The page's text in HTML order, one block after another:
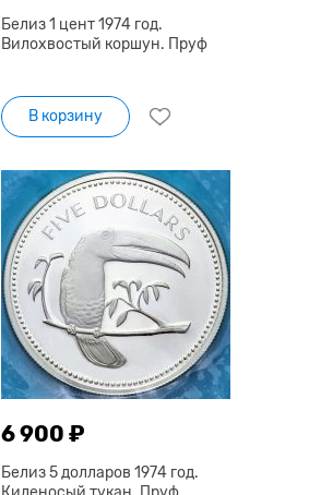
Белиз 1 цент 1974 год.
Вилохвостый коршун. Пруф
В корзину
6 900 ₽
Белиз 5 долларов 1974 год.